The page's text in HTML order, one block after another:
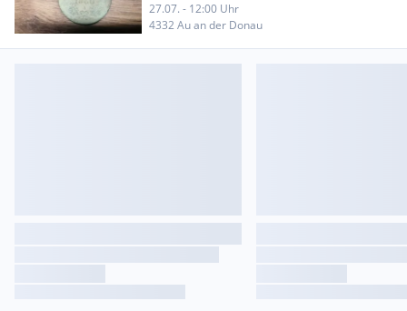
27.07. - 12:00 Uhr
4332 Au an der Donau